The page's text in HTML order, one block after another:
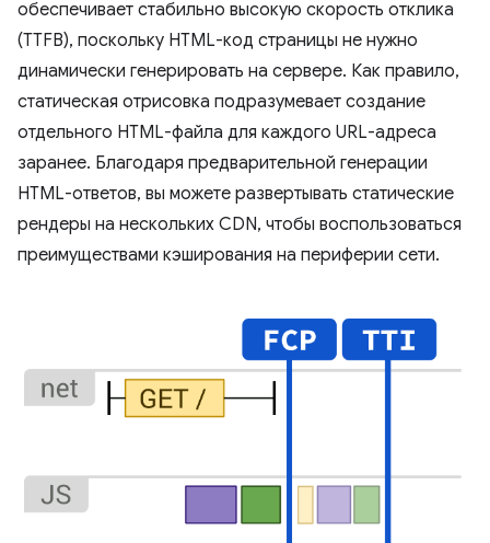
обеспечивает стабильно высокую скорость отклика
(TTFB), поскольку HTML-код страницы не нужно
динамически генерировать на сервере. Как правило,
статическая отрисовка подразумевает создание
отдельного HTML-файла для каждого URL-адреса
заранее. Благодаря предварительной генерации
HTML-ответов, вы можете развертывать статические
рендеры на нескольких CDN, чтобы воспользоваться
преимуществами кэширования на периферии сети.